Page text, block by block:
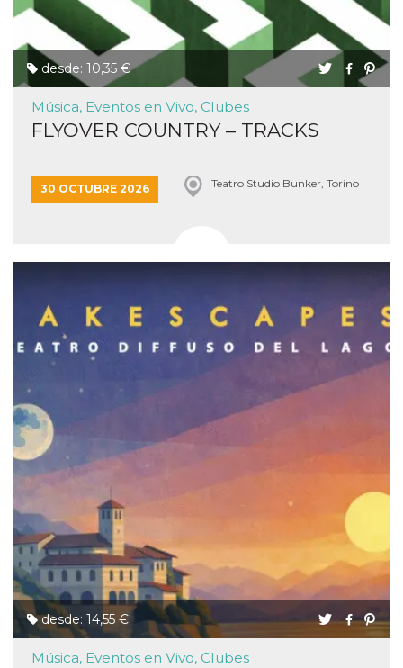
desde: 10,35 €
Música, Eventos en Vivo, Clubes
FLYOVER COUNTRY – TRACKS
30 OCTUBRE 2026 Teatro Studio Bunker, Torino
desde: 14,55 €
Música, Eventos en Vivo, Clubes